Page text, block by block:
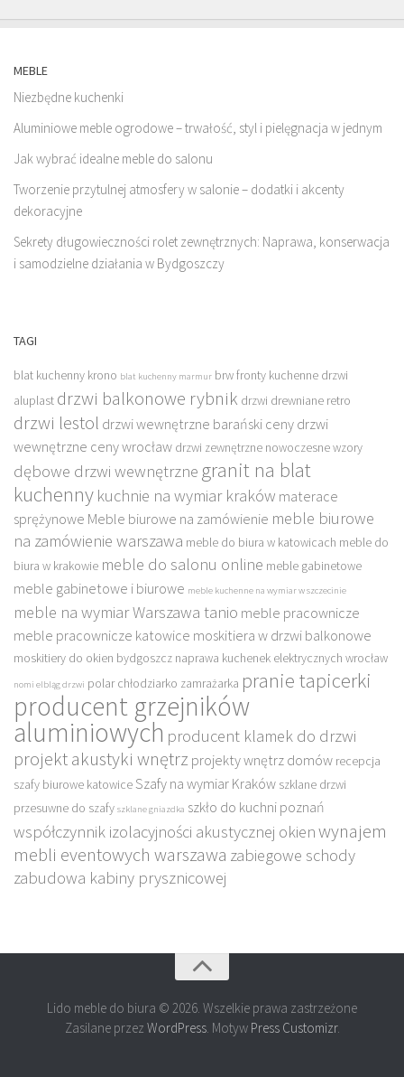
MEBLE
Niezbędne kuchenki
Aluminiowe meble ogrodowe – trwałość, styl i pielęgnacja w jednym
Jak wybrać idealne meble do salonu
Tworzenie przytulnej atmosfery w salonie – dodatki i akcenty
dekoracyjne
Sekrety długowieczności rolet zewnętrznych: Naprawa, konserwacja
i samodzielne działania w Bydgoszczy
TAGI
blat kuchenny krono blat kuchenny marmur brw fronty kuchenne drzwi
aluplast drzwi balkonowe rybnik drzwi drewniane retro
drzwi lestol drzwi wewnętrzne barański ceny drzwi
wewnętrzne ceny wrocław drzwi zewnętrzne nowoczesne wzory
dębowe drzwi wewnętrzne granit na blat
kuchenny kuchnie na wymiar kraków materace
sprężynowe Meble biurowe na zamówienie meble biurowe
na zamówienie warszawa meble do biura w katowicach meble do
biura w krakowie meble do salonu online meble gabinetowe
meble gabinetowe i biurowe meble kuchenne na wymiar w szczecinie
meble na wymiar Warszawa tanio meble pracownicze
meble pracownicze katowice moskitiera w drzwi balkonowe
moskitiery do okien bydgoszcz naprawa kuchenek elektrycznych wrocław
nomi elbląg drzwi polar chłodziarko zamrażarka pranie tapicerki
producent grzejników
aluminiowych producent klamek do drzwi
projekt akustyki wnętrz projekty wnętrz domów recepcja
szafy biurowe katowiceSzafy na wymiar Kraków szklane drzwi
przesuwne do szafy szklane gniazdka szkło do kuchni poznań
współczynnik izolacyjności akustycznej okienwynajem
mebli eventowych warszawa zabiegowe schody
zabudowa kabiny prysznicowej
Lido meble do biura © 2026. Wszelkie prawa zastrzeżone
Zasilane przez WordPress. Motyw Press Customizr.